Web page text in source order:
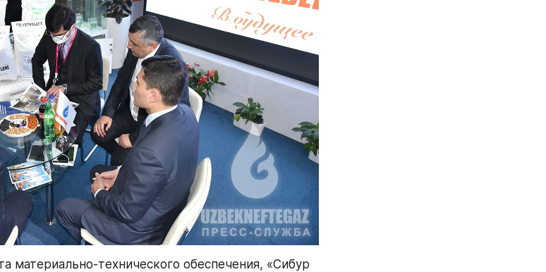
материально-технического обеспечения, «Сибур